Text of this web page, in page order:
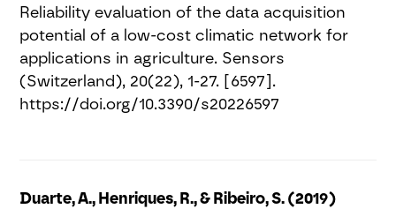
Reliability evaluation of the data acquisition
potential of a low-cost climatic network for
applications in agriculture. Sensors
(Switzerland), 20(22), 1-27. [6597].
https://doi.org/10.3390/s20226597
Duarte, A., Henriques, R., & Ribeiro, S. (2019)